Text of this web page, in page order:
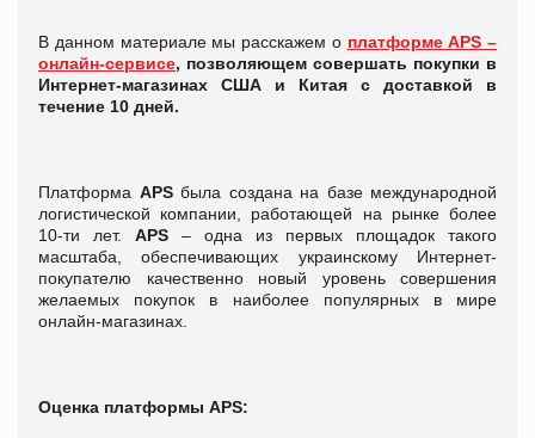
В данном материале мы расскажем о платформе APS –
онлайн-сервисе, позволяющем совершать покупки в
Интернет-магазинах США и Китая с доставкой в
течение 10 дней.
Платформа APSбыла создана на базе международной
логистической компании, работающей на рынке более
10-ти лет. APS – одна из первых площадок такого
масштаба, обеспечивающих украинскому Интернет-
покупателю качественно новый уровень совершения
желаемых покупок в наиболее популярных в мире
онлайн-магазинах.
Оценка платформы APS: